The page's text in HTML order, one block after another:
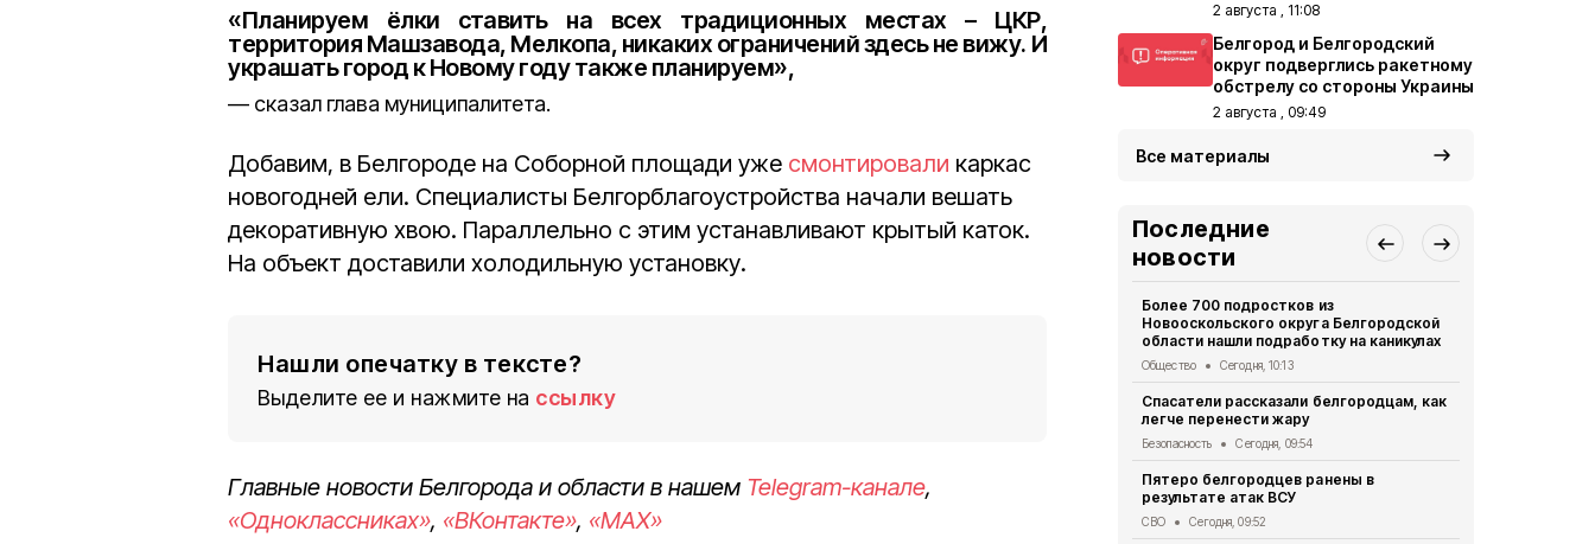
«Планируем ёлки ставить на всех традиционных местах – ЦКР,
территория Машзавода, Мелкопа, никаких ограничений здесь не вижу. И
украшать город к Новому году также планируем»,
сказал глава муниципалитета.
Добавим, в Белгороде на Соборной площади уже смонтировали каркас
новогодней ели. Специалисты Белгорблагоустройства начали вешать
декоративную хвою. Параллельно с этим устанавливают крытый каток.
На объект доставили холодильную установку.
Нашли опечатку в тексте?
Выделите ее и нажмите на ссылку
Главные новости Белгорода и области в нашем Telegram-канале,
«Одноклассниках», «ВКонтакте», «MAX»
2 августа , 11:08
Белгород и Белгородский
округ подверглись ракетному
обстрелу со стороны Украины
2 августа , 09:49
Все материалы
Последние
новости
Более 700 подростков из
Новооскольского округа Белгородской
области нашли подработку на каникулах
Общество Сегодня, 10:13
Спасатели рассказали белгородцам, как
легче перенести жару
Безопасность Сегодня, 09:54
Пятеро белгородцев ранены в
результате атак ВСУ
СВО Сегодня, 09:52